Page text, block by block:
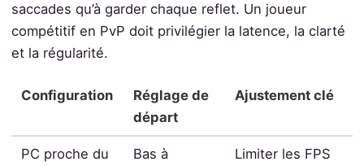
saccades qu’à garder chaque reflet. Un joueur
compétitif en PvP doit privilégier la latence, la clarté
et la régularité.
Configuration
Réglage de
départ
Ajustement clé
PC proche du
Bas à
Limiter les FPS